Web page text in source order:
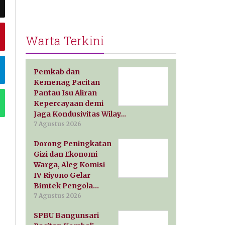
Warta Terkini
Pemkab dan
Kemenag Pacitan
Pantau Isu Aliran
Kepercayaan demi
Jaga Kondusivitas Wilay…
7 Agustus 2026
Dorong Peningkatan
Gizi dan Ekonomi
Warga, Aleg Komisi
IV Riyono Gelar
Bimtek Pengola…
7 Agustus 2026
SPBU Bangunsari